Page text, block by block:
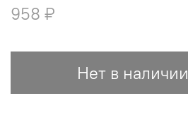
958 ₽
Нет в наличии